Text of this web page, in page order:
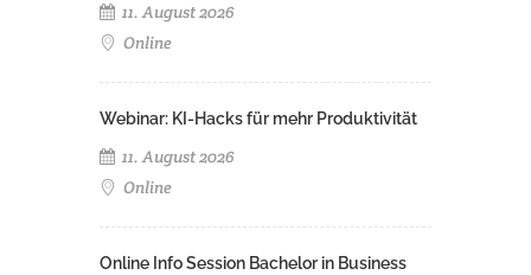
11. August 2026
Online
Webinar: KI-Hacks für mehr Produktivität
11. August 2026
Online
Online Info Session Bachelor in Business